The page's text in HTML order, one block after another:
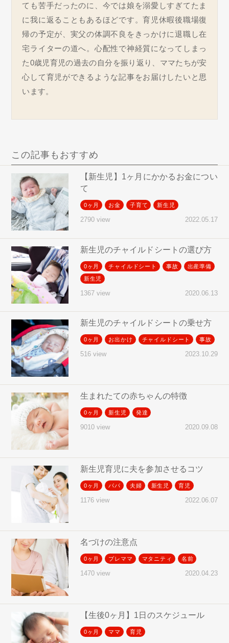
ても苦手だったのに、今では娘を溺愛しすぎてたま
に我に返ることもあるほどです。育児休暇後職場復
帰の予定が、実父の体調不良をきっかけに退職し在
宅ライターの道へ。心配性で神経質になってしまっ
た0歳児育児の過去の自分を振り返り、ママたちが安
心して育児ができるような記事をお届けしたいと思
います。
この記事もおすすめ
【新生児】1ヶ月にかかるお金につい
て
0ヶ月 お金 子育て 新生児
2790 view 2022.05.17
新生児のチャイルドシートの選び方
0ヶ月 チャイルドシート 事故
出産準備
新生児
1367 view 2020.06.13
新生児のチャイルドシートの乗せ方
0ヶ月 お出かけ チャイルドシート 事故
516 view 2023.10.29
生まれたての赤ちゃんの特徴
0ヶ月 新生児 発達
9010 view 2020.09.08
新生児育児に夫を参加させるコツ
0ヶ月 パパ 夫婦 新生児 育児
1176 view 2022.06.07
名づけの注意点
0ヶ月 プレママ マタニティ 名前
1470 view 2020.04.23
【生後0ヶ月】1日のスケジュール
0ヶ月 ママ 育児